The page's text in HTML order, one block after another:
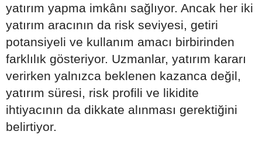
yatırım yapma imkânı sağlıyor. Ancak her iki
yatırım aracının da risk seviyesi, getiri
potansiyeli ve kullanım amacı birbirinden
farklılık gösteriyor. Uzmanlar, yatırım kararı
verirken yalnızca beklenen kazanca değil,
yatırım süresi, risk profili ve likidite
ihtiyacının da dikkate alınması gerektiğini
belirtiyor.